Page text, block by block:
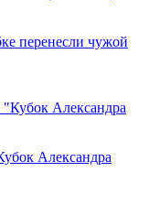
перенесли чужой
Александра